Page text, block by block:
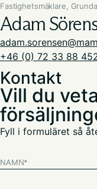
Fastighetsmäklare,
Adam
+46 (0) 72 33 88
Kontakt
Vill du
Fyll i formuläret så
NAMN*